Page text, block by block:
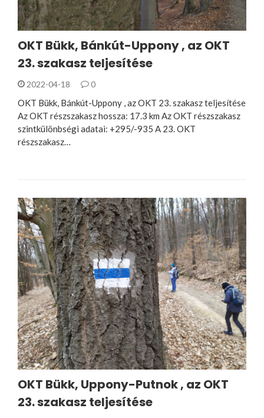
OKT Bükk, Bánkút-Uppony , az OKT
23. szakasz teljesítése
2022-04-18 0
OKT Bükk, Bánkút-Uppony , az OKT 23. szakasz teljesítése
Az OKT részszakasz hossza: 17.3 km Az OKT részszakasz
szintkülönbségi adatai: +295/-935 A 23. OKT
részszakasz…
OKT Bükk, Uppony-Putnok , az OKT
23. szakasz teljesítése